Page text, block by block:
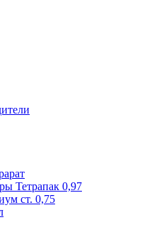
Тетрапак 0,97
ст. 0,75